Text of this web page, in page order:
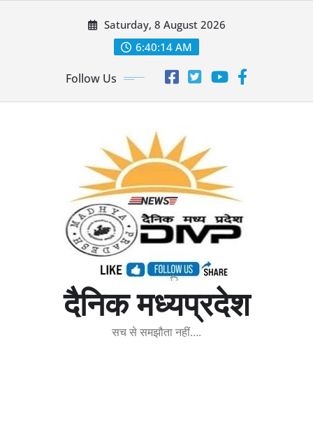
Saturday, 8 August 2026
6:40:15 AM
Follow Us
दैनिक मध्यप्रदेश
सच से समझौता नहीं….